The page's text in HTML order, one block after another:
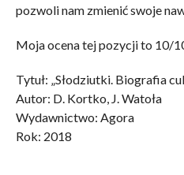
pozwoli nam zmienić swoje
Moja ocena tej pozycji to 10/
Tytuł: „Słodziutki. Biografia
Autor: D. Kortko, J. Watoła
Wydawnictwo: Agora
Rok: 2018